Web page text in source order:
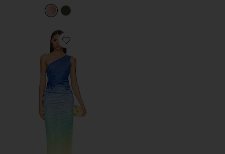
Favorite SONNY 원피스